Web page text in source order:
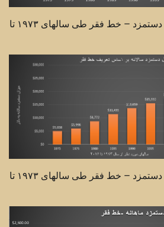
نمودار زیر حداقل سالانه دستمزد – خط فقر طی سالهای ۱۹۷۳ تا
نمودار زیر حداقل ماهانه دستمزد – خط فقر طی سالهای ۱۹۷۳ تا